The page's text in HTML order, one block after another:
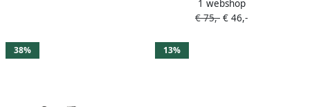
sneakers met plateauzool
Zwart
1 webshop
€ 75,- € 46,-
38% 13%